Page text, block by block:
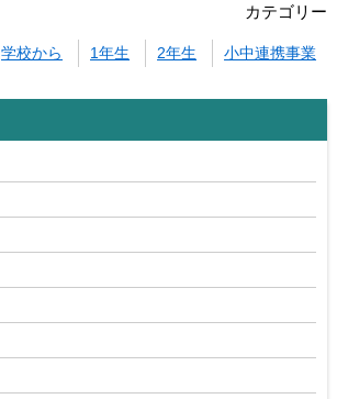
カテゴリー
学校から 1年生 2年生 小中連携事業